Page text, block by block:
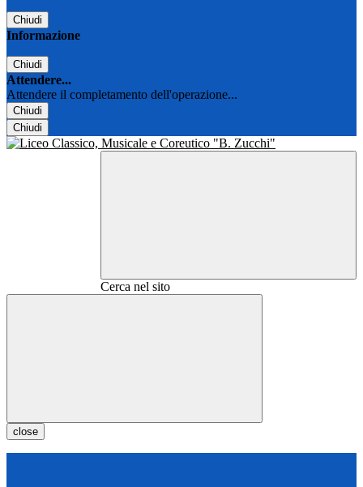
Chiudi
Informazione
Chiudi
Attendere...
Attendere il completamento dell'operazione...
Chiudi
Chiudi
Cerca nel sito
close